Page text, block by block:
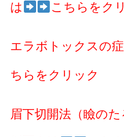
は こちらをク
エラボトックスの
ちらをクリック
眉下切開法（瞼の